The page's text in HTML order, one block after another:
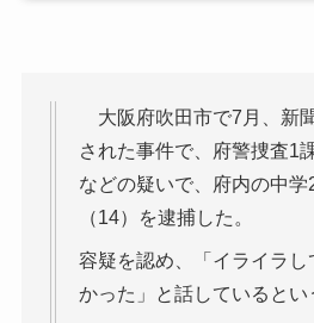
大阪府吹田市で7月、新
された事件で、府警捜査1
などの疑いで、府内の中学
（14）を逮捕した。
容疑を認め、「イライラし
かった」と話しているとい